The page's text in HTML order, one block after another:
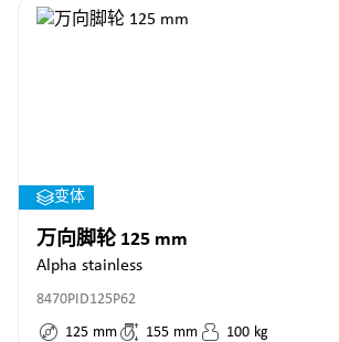
变体
万向脚轮 125 mm
Alpha stainless
8470PID125P62
125 mm 155 mm 100 kg